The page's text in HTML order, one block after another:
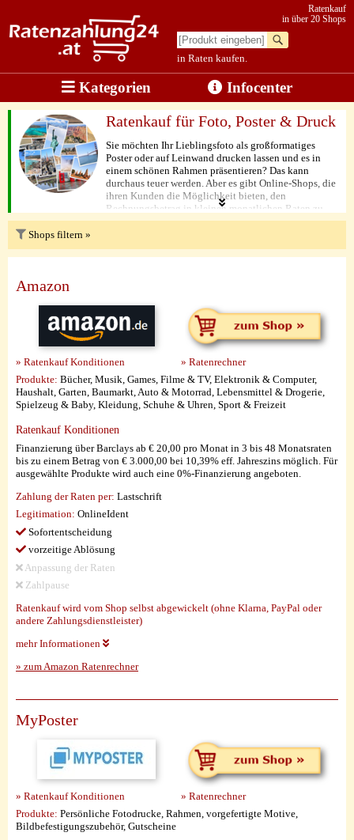
in Raten kaufen.
Ratenkauf
in über 20 Shops
Kategorien Infocenter
Ratenkauf für Foto, Poster & Druck
Sie möchten Ihr Lieblingsfoto als großformatiges
Poster oder auf Leinwand drucken lassen und es in
einem schönen Rahmen präsentieren? Das kann
durchaus teuer werden. Aber es gibt Online-Shops, die
ihren Kunden die Möglichkeit bieten, den
Rechnungsbetrag in kleinen monatlichen Raten zu
bezahlen. So können Sie sich das gewünschte
Ihres Budgets leisten. Wählen Sie einfach Ihren
bevorzugten Druck und Rahmen aus, legen Sie die
einem einzigartigen Kunstwerk schmücken, ohne
dabei Ihr Budget zu sprengen.
Shops filtern »
Amazon
» Ratenkauf Konditionen
» Ratenrechner
Produkte: Bücher, Musik, Games, Filme & TV, Elektronik & Computer,
Haushalt, Garten, Baumarkt, Auto & Motorrad, Lebensmittel & Drogerie,
Spielzeug & Baby, Kleidung, Schuhe & Uhren, Sport & Freizeit
Ratenkauf Konditionen
Finanzierung über Barclays ab € 20,00 pro Monat in 3 bis 48 Monatsraten
bis zu einem Betrag von € 3.000,00 bei 10,39% eff. Jahreszins möglich. Für
ausgewählte Produkte wird auch eine 0%-Finanzierung angeboten.
Zahlung der Raten per: Lastschrift
Legitimation: OnlineIdent
Sofortentscheidung
vorzeitige Ablösung
Anpassung der Raten
Zahlpause
Ratenkauf wird vom Shop selbst abgewickelt (ohne Klarna, PayPal oder
andere Zahlungsdienstleister)
mehr Informationen
» zum Amazon Ratenrechner
MyPoster
» Ratenkauf Konditionen
» Ratenrechner
Produkte: Persönliche Fotodrucke, Rahmen, vorgefertigte Motive,
Bildbefestigungszubehör, Gutscheine